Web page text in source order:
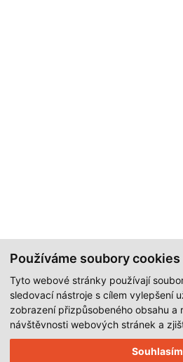
Používáme soubory cookies
Tyto webové stránky používají
sledovací nástroje s cílem vylepšení
zobrazení přizpůsobeného obsahu a
návštěvnosti webových stránek a
Souhlasím